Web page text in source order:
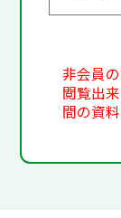
非会員
閲覧出
間の資